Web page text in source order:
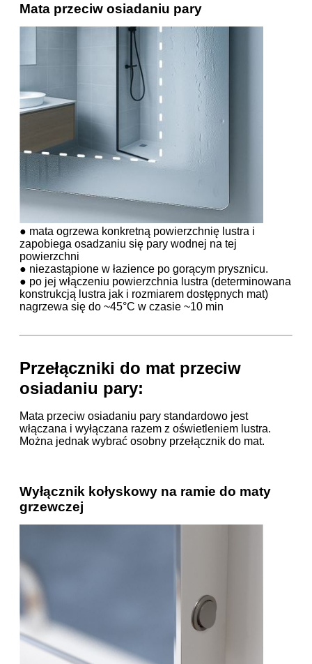
Mata przeciw osiadaniu pary
● mata ogrzewa konkretną powierzchnię lustra i
zapobiega osadzaniu się pary wodnej na tej
powierzchni
● niezastąpione w łazience po gorącym prysznicu.
● po jej włączeniu powierzchnia lustra (determinowana
konstrukcją lustra jak i rozmiarem dostępnych mat)
nagrzewa się do ~45°C w czasie ~10 min
Przełączniki do mat przeciw
osiadaniu pary:
Mata przeciw osiadaniu pary standardowo jest
włączana i wyłączana razem z oświetleniem lustra.
Można jednak wybrać osobny przełącznik do mat.
Wyłącznik kołyskowy na ramie do maty
grzewczej